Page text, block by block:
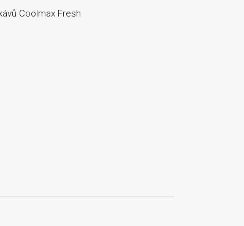
Coolmax Fresh